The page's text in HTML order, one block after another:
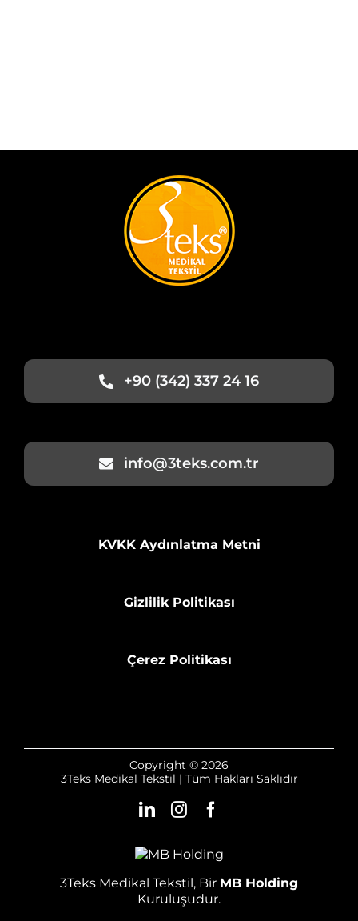
+90 (342) 337 24 16
info@3teks.com.tr
KVKK Aydınlatma Metni
Gizlilik Politikası
Çerez Politikası
Copyright © 2026
3Teks Medikal Tekstil | Tüm Hakları Saklıdır
3Teks Medikal Tekstil, Bir MB Holding
Kuruluşudur.